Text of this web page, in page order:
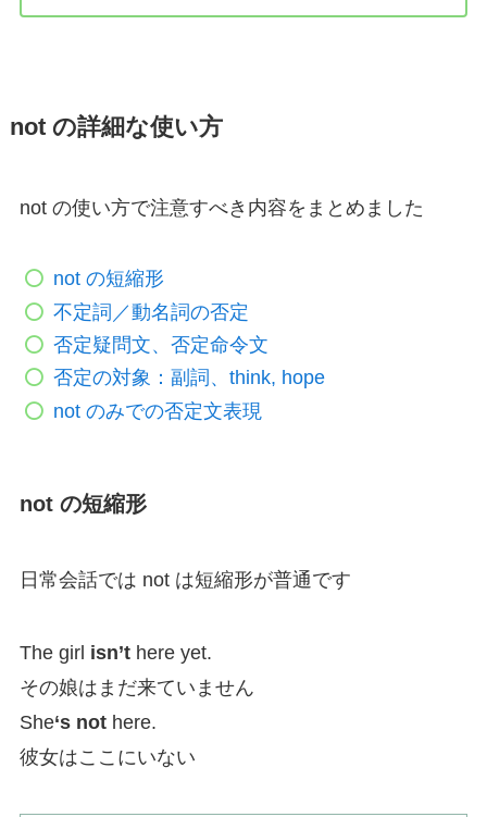
not の詳細な使い方
not の使い方で注意すべき内容をまとめました
not の短縮形
不定詞／動名詞の否定
否定疑問文、否定命令文
否定の対象：副詞、think, hope
not のみでの否定文表現
not の短縮形
日常会話では not は短縮形が普通です
The girl isn’there yet.
その娘はまだ来ていません
She‘s nothere.
彼女はここにいない